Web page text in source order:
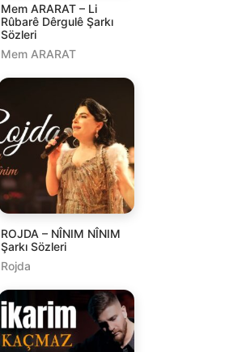
Mem ARARAT – Li
Rûbarê Dêrgulê Şarkı
Sözleri
Mem ARARAT
ROJDA – NÎNIM NÎNIM
Şarkı Sözleri
Rojda